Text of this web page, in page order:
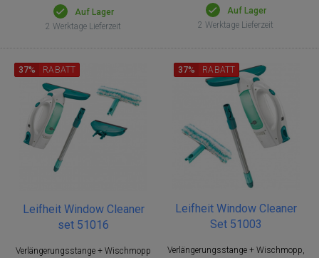
Auf Lager
2 Werktage Lieferzeit
Auf Lager
2 Werktage Lieferzeit
Leifheit Window Cleaner
set 51016
Verlängerungsstange + Wischmopp
37% RABATT
Leifheit Window Cleaner
Set 51003
Verlängerungsstange + Wischmopp,
37% RABATT